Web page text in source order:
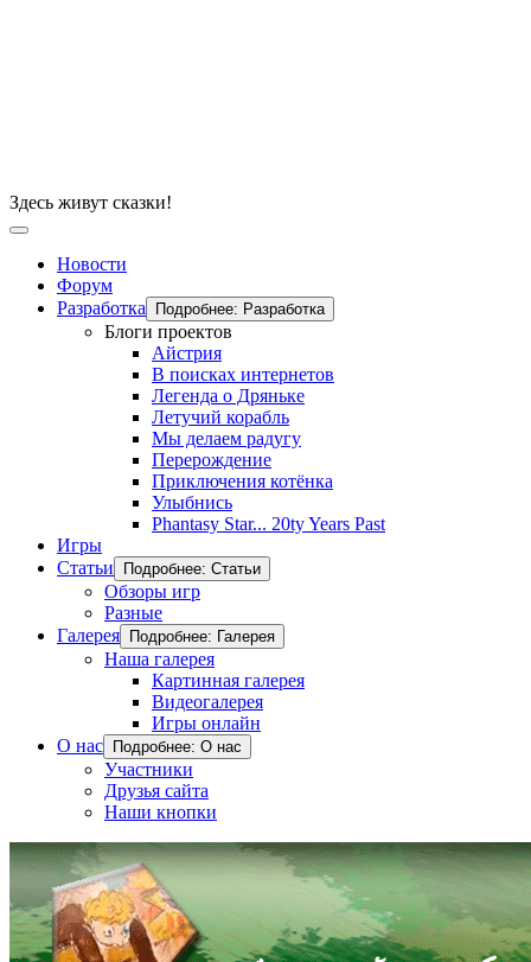
Здесь живут сказки!
Новости
Форум
Разработка
Подробнее: Разработка
Блоги проектов
Айстрия
В поисках интернетов
Легенда о Дряньке
Летучий корабль
Мы делаем радугу
Перерождение
Приключения котёнка
Улыбнись
Phantasy Star... 20ty Years Past
Игры
Статьи
Подробнее: Статьи
Обзоры игр
Разные
Галерея
Подробнее: Галерея
Наша галерея
Картинная галерея
Видеогалерея
Игры онлайн
О нас
Подробнее: О нас
Участники
Друзья сайта
Наши кнопки